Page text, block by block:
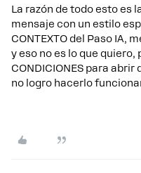
La razón de todo esto es
mensaje con un estilo
CONTEXTO del Paso IA,
y eso no es lo que
CONDICIONES para
no logro hacerlo